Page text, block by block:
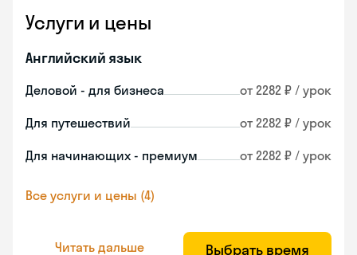
Услуги и цены
Английский язык
Деловой - для бизнеса от 2282 ₽ / урок
Для путешествий от 2282 ₽ / урок
Для начинающих - премиум от 2282 ₽ / урок
Все услуги и цены (4)
Читать дальше Выбрать время